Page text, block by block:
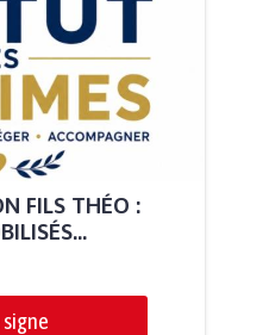
FILS THÉO :
signe